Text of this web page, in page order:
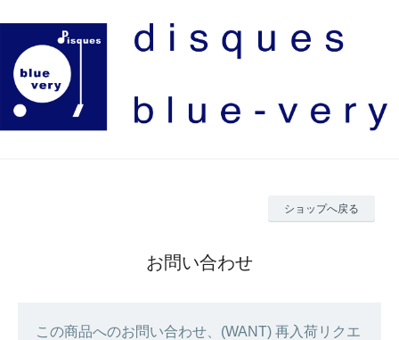
ショップへ戻る
お問い合わせ
この商品へのお問い合わせ、(WANT) 再入荷リクエ